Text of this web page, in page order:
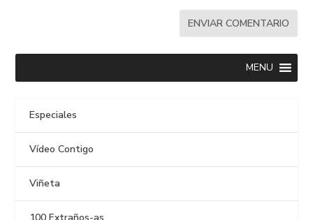
MENU
Especiales
Vídeo Contigo
Viñeta